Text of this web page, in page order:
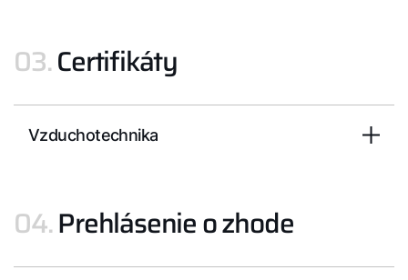
03.Certifikáty
Vzduchotechnika
04.Prehlásenie o zhode